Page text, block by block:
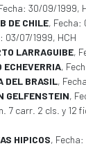
30/09/1999,
DE CHILE, Fecha:
03/07/1999, HCH
LARRAGUIBE,
ECHEVERRIA,
DEL BRASIL,
GELFENSTEIN,
7 carr. 2 cls. y 12
HIPICOS,